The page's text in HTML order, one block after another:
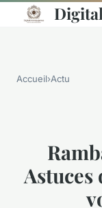
Accueil›Actu
Astuces